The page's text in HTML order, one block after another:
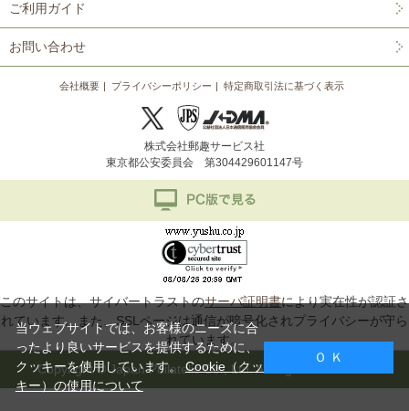
ご利用ガイド
お問い合わせ
会社概要 プライバシーポリシー 特定商取引法に基づく表示
株式会社郵趣サービス社
東京都公安委員会 第304429601147号
このサイトは、サイバートラストのサーバ証明書により実在性が認証さ
れています。また、SSLページは通信が暗号化されプライバシーが守ら
れています。
Copyright © Japan Philatelic Co., Ltd. All Rights Reserved.
当ウェブサイトでは、お客様のニーズに合
ったより良いサービスを提供するために、
クッキーを使用しています。Cookie（クッ
キー）の使用について
Ｏ Ｋ